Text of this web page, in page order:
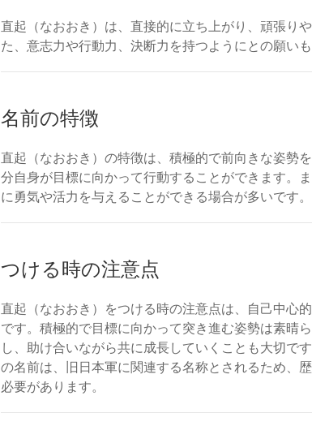
直起（なおおき）は、直接的に立ち上がり、頑張り
た、意志力や行動力、決断力を持つようにとの願いも
名前の特徴
直起（なおおき）の特徴は、積極的で前向きな姿勢
分自身が目標に向かって行動することができます。
に勇気や活力を与えることができる場合が多いです。
つける時の注意点
直起（なおおき）をつける時の注意点は、自己中心
です。積極的で目標に向かって突き進む姿勢は素晴
し、助け合いながら共に成長していくことも大切で
の名前は、旧日本軍に関連する名称とされるため、
必要があります。